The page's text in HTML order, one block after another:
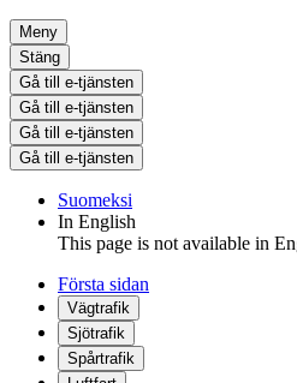
Meny
Stäng
Gå till e-tjänsten
Gå till e-tjänsten
Gå till e-tjänsten
Gå till e-tjänsten
Suomeksi
In English
This page is not available in
Första sidan
Vägtrafik
Sjötrafik
Spårtrafik